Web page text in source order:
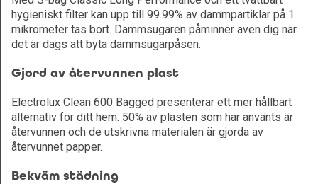
hygieniskt filter kan upp till 99.99% av dammpartiklar på 1
mikrometer tas bort. Dammsugaren påminner även dig när
det är dags att byta dammsugarpåsen.
Gjord av återvunnen plast
Electrolux Clean 600 Bagged presenterar ett mer hållbart
alternativ för ditt hem. 50% av plasten som har använts är
återvunnen och de utskrivna materialen är gjorda av
återvunnet papper.
Bekväm städning